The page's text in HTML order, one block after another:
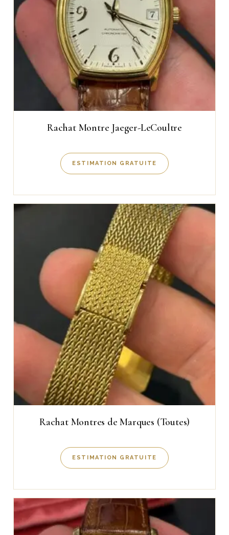
Rachat Montre Jaeger-LeCoultre
ESTIMATION GRATUITE
Rachat Montres de Marques (Toutes)
ESTIMATION GRATUITE